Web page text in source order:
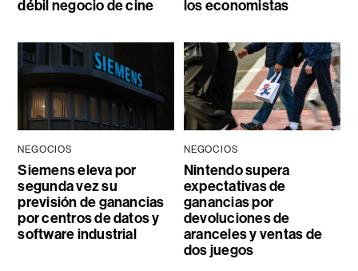
débil negocio de cine
los economistas
NEGOCIOS
Siemens eleva por
segunda vez su
previsión de ganancias
por centros de datos y
software industrial
NEGOCIOS
Nintendo supera
expectativas de
ganancias por
devoluciones de
aranceles y ventas de
dos juegos